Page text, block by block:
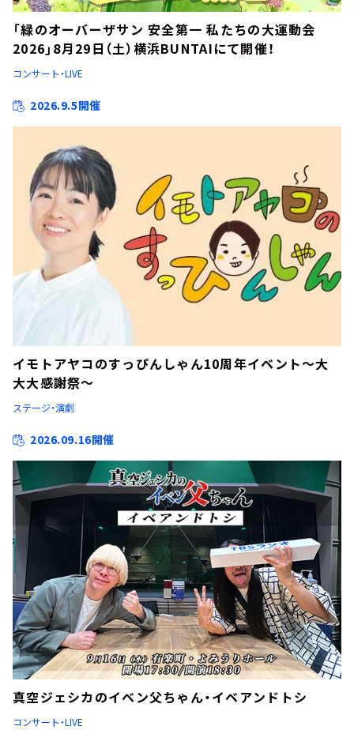
「緑のオーバーザサン 安全第一 私たちの大運動会
2026」8月29日（土）横浜BUNTAIにて開催！
コンサート・LIVE
2026.9.5開催
イモトアヤコのすっぴんしゃん10周年イベント～大
大大感謝祭～
ステージ・演劇
2026.09.16開催
真空ジェシカのイベン父ちゃん・イベアンドトシ
コンサート・LIVE